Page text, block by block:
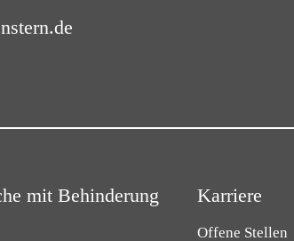
mit Behinderung Karriere
Offene Stellen